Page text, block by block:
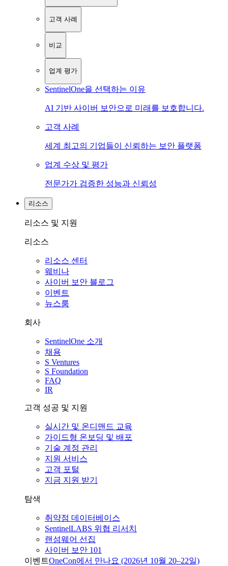
고객 사례
비교
업계 평가
SentinelOne을 선택하는 이유
AI 기반 사이버 보안으로 미래를 보호합니다.
고객 사례
세계 최고의 기업들이 신뢰하는 보안 플랫폼
업계 수상 및 평가
전문가가 검증한 성능과 신뢰성
리소스
리소스 및 지원
리소스
리소스 센터
웨비나
사이버 보안 블로그
이벤트
뉴스룸
회사
SentinelOne 소개
채용
S Ventures
S Foundation
FAQ
IR
고객 성공 및 지원
실시간 및 온디맨드 교육
가이드형 온보딩 및 배포
기술 계정 관리
지원 서비스
고객 포털
지금 지원 받기
탐색
취약점 데이터베이스
SentinelLABS 위협 리서치
랜섬웨어 선집
사이버 보안 101
이벤트OneCon에서 만나요 (2026년 10월 20–22일)